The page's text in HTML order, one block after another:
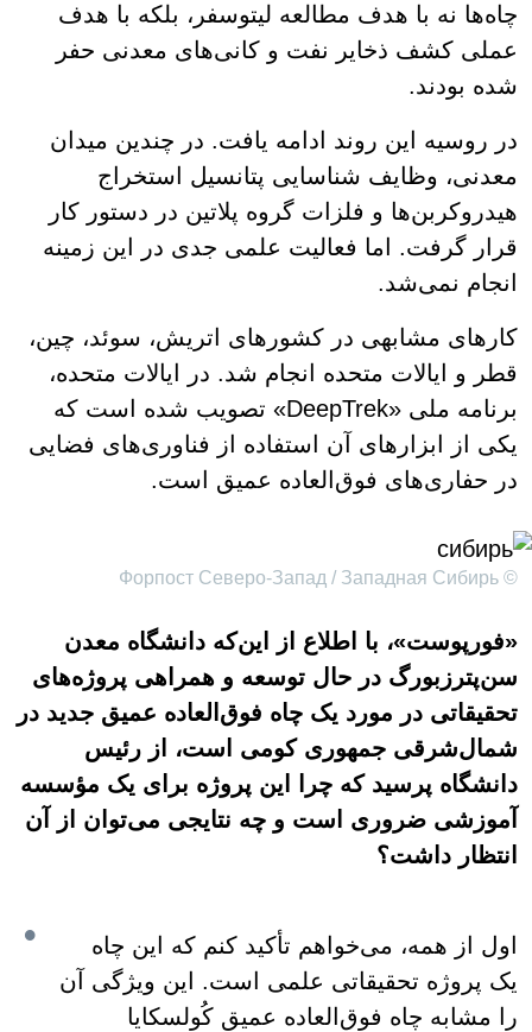
چاه‌ها نه با هدف مطالعه لیتوسفر، بلکه با هدف
عملی کشف ذخایر نفت و کانی‌های معدنی حفر
شده بودند.
در روسیه این روند ادامه یافت. در چندین میدان
معدنی، وظایف شناسایی پتانسیل استخراج
هیدروکربن‌ها و فلزات گروه پلاتین در دستور کار
قرار گرفت. اما فعالیت علمی جدی در این زمینه
انجام نمی‌شد.
کارهای مشابهی در کشورهای اتریش، سوئد، چین،
قطر و ایالات متحده انجام شد. در ایالات متحده،
برنامه ملی «DeepTrek» تصویب شده است که
یکی از ابزارهای آن استفاده از فناوری‌های فضایی
در حفاری‌های فوق‌العاده عمیق است.
© Форпост Северо-Запад / Западная Сибирь
«فورپوست»، با اطلاع از این‌که دانشگاه معدن
سن‌پترزبورگ در حال توسعه و همراهی پروژه‌های
تحقیقاتی در مورد یک چاه فوق‌العاده عمیق جدید در
شمال‌شرقی جمهوری کومی است، از رئیس
دانشگاه پرسید که چرا این پروژه برای یک مؤسسه
آموزشی ضروری است و چه نتایجی می‌توان از آن
انتظار داشت؟
اول از همه، می‌خواهم تأکید کنم که این چاه
یک پروژه تحقیقاتی علمی است. این ویژگی آن
را مشابه چاه فوق‌العاده عمیق کُولسکایا